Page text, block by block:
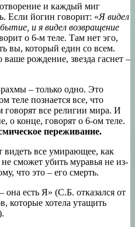
и каждый миг
Если йогин говорит: «Я видел
и я видел возвращение
о 6-м теле. Там нет эго,
вы, который един со всем.
рождение, звезда гаснет –
– только одно. Это
теле познается все, что
говорят все религии мира. И
о конце, говорят о 6-ом теле.
переживание.
видеть все умирающее, как
сможет убить муравья не из-
что это – его смерть.
она есть Я» (С.Б. отказался от
которые хотела утащить